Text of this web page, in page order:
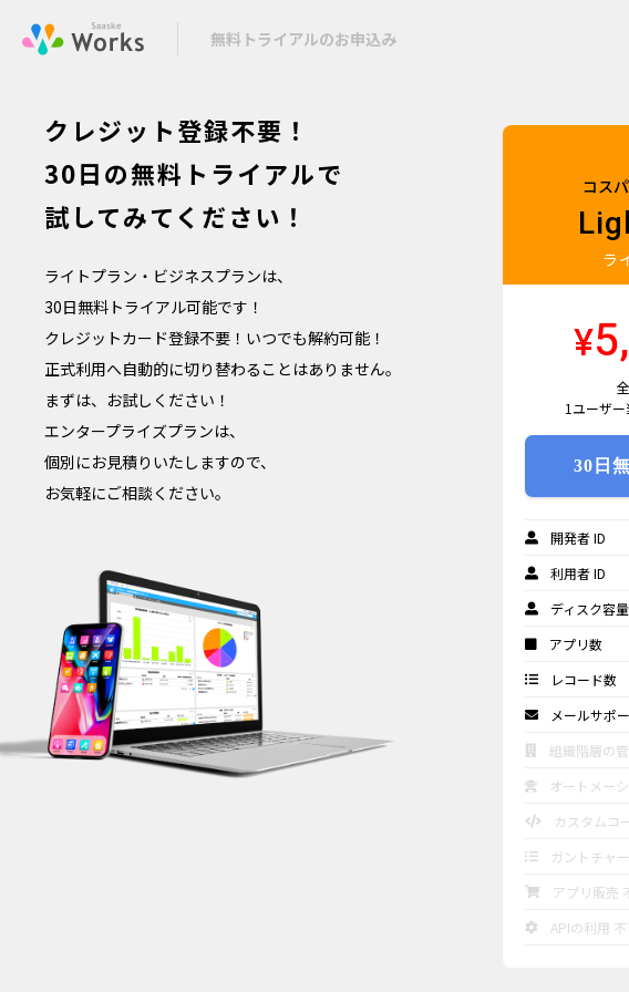
無料トライアルのお申込み
クレジット登録不要！
30日の無料トライアルで
試してみてください！
ライトプラン・ビジネスプランは、
30日無料トライアル可能です！
クレジットカード登録不要！いつでも解約可能！
正式利用へ自動的に切り替わることはありません。
まずは、お試しください！
エンタープライズプランは、
個別にお見積りいたしますので、
お気軽にご相談ください。
コス
ラ
¥
1ユーザ
30日
開発者 ID
利用者 ID
ディスク容量
アプリ数
レコード数
メールサポ
組織階層の
オートメー
カスタムコ
ガントチャ
アプリ販売
APIの利用